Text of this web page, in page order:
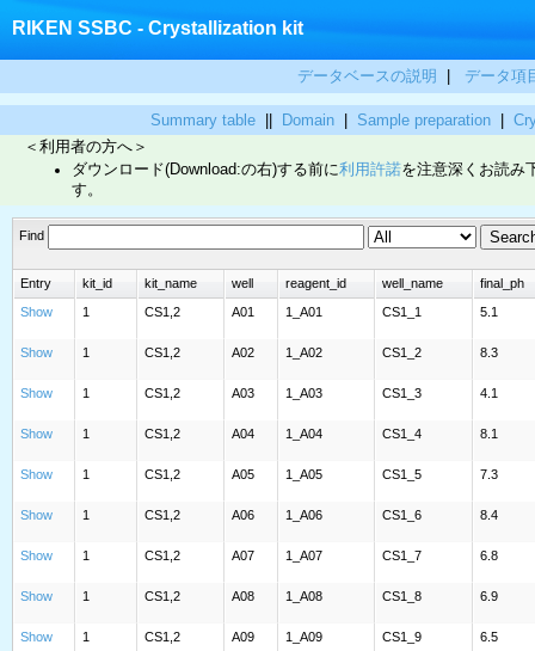
RIKEN SSBC - Crystallization kit
データベースの説明 データ項
Summary table Domain Sample preparation
＜利用者の方へ＞
ダウンロード(Download:の右)する前に利用許諾を注意深くお読み
す。
Find
Entry kit_id kit_name well reagent_id well_name
final_ph
Show
1 CS1,2 A01 1_A01 CS1_1 5.1
Show 1 CS1,2 A02 1_A02 CS1_2 8.3
Show 1 CS1,2 A03 1_A03 CS1_3 4.1
Show 1 CS1,2 A04 1_A04 CS1_4 8.1
Show 1 CS1,2 A05 1_A05 CS1_5 7.3
Show 1 CS1,2 A06 1_A06 CS1_6 8.4
Show 1 CS1,2 A07 1_A07 CS1_7 6.8
Show 1 CS1,2 A08 1_A08 CS1_8 6.9
Show 1 CS1,2 A09 1_A09 CS1_9 6.5